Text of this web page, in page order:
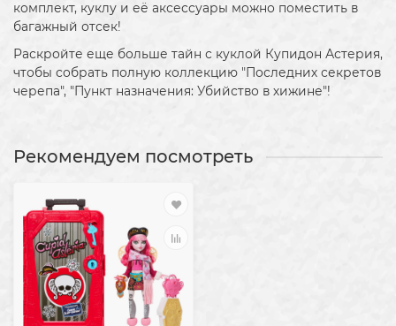
комплект, куклу и её аксессуары можно поместить в
багажный отсек!
​Раскройте еще больше тайн с куклой Купидон Астерия,
чтобы собрать полную коллекцию "Последних секретов
черепа", "Пункт назначения: Убийство в хижине"!
Рекомендуем посмотреть